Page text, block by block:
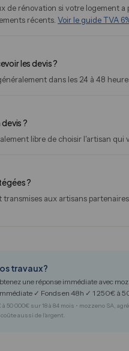
de rénovation si votre logement a
récents. Voir le guide TVA
les devis ?
dans les 24 à 48
?
libre de choisir l'artisan
?
aux artisans
travaux ?
une réponse immédiate avec
✓ Fonds en 48h ✓ 1 250€ à
à 50 000€ sur 18 à 84 mois • mozzeno SA,
aussi de l'argent.